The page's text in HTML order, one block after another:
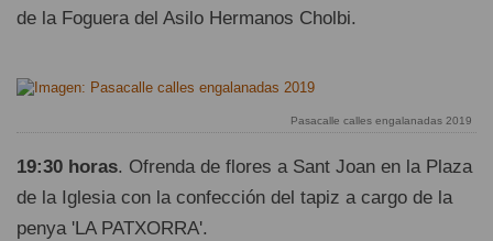
de la Foguera del Asilo Hermanos Cholbi.
Pasacalle calles engalanadas 2019
19:30 horas. Ofrenda de flores a Sant Joan en la Plaza
de la Iglesia con la confección del tapiz a cargo de la
penya 'LA PATXORRA'.